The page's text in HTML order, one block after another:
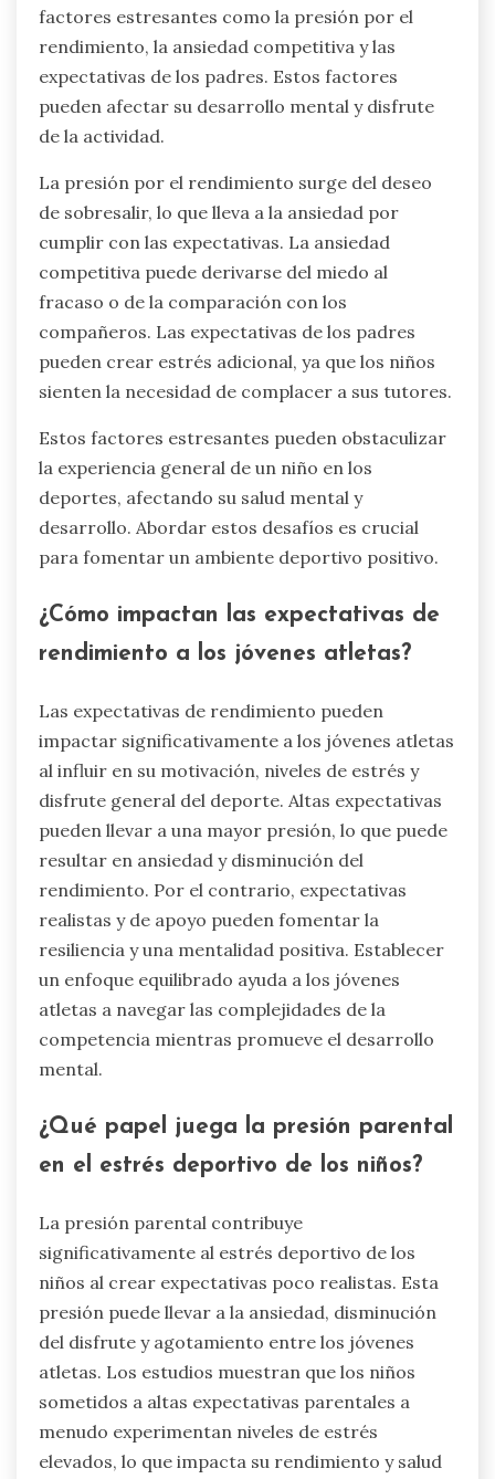
factores estresantes como la presión por el
rendimiento, la ansiedad competitiva y las
expectativas de los padres. Estos factores
pueden afectar su desarrollo mental y disfrute
de la actividad.
La presión por el rendimiento surge del deseo
de sobresalir, lo que lleva a la ansiedad por
cumplir con las expectativas. La ansiedad
competitiva puede derivarse del miedo al
fracaso o de la comparación con los
compañeros. Las expectativas de los padres
pueden crear estrés adicional, ya que los niños
sienten la necesidad de complacer a sus tutores.
Estos factores estresantes pueden obstaculizar
la experiencia general de un niño en los
deportes, afectando su salud mental y
desarrollo. Abordar estos desafíos es crucial
para fomentar un ambiente deportivo positivo.
¿Cómo impactan las expectativas de
rendimiento a los jóvenes atletas?
Las expectativas de rendimiento pueden
impactar significativamente a los jóvenes atletas
al influir en su motivación, niveles de estrés y
disfrute general del deporte. Altas expectativas
pueden llevar a una mayor presión, lo que puede
resultar en ansiedad y disminución del
rendimiento. Por el contrario, expectativas
realistas y de apoyo pueden fomentar la
resiliencia y una mentalidad positiva. Establecer
un enfoque equilibrado ayuda a los jóvenes
atletas a navegar las complejidades de la
competencia mientras promueve el desarrollo
mental.
¿Qué papel juega la presión parental
en el estrés deportivo de los niños?
La presión parental contribuye
significativamente al estrés deportivo de los
niños al crear expectativas poco realistas. Esta
presión puede llevar a la ansiedad, disminución
del disfrute y agotamiento entre los jóvenes
atletas. Los estudios muestran que los niños
sometidos a altas expectativas parentales a
menudo experimentan niveles de estrés
elevados, lo que impacta su rendimiento y salud